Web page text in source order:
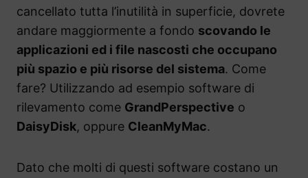
cancellato tutta l’inutilità in superficie, dovrete
andare maggiormente a fondo scovando le
applicazioni ed i file nascosti che occupano
più spazio e più risorse del sistema. Come
fare? Utilizzando ad esempio software di
rilevamento come GrandPerspective o
DaisyDisk, oppure CleanMyMac.
Dato che molti di questi software costano un